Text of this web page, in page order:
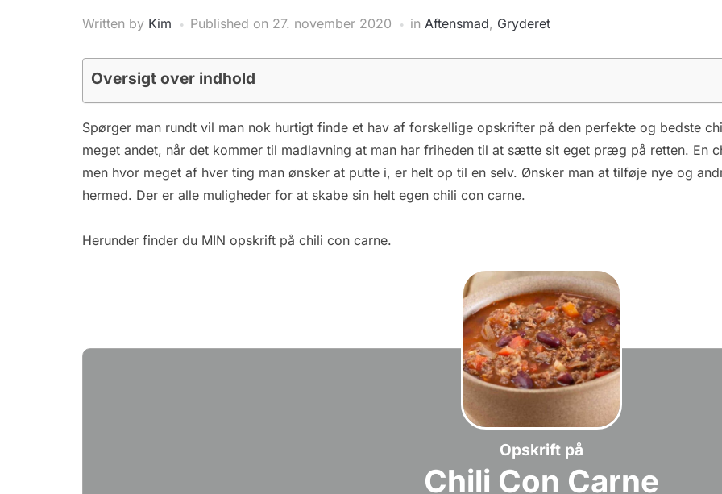
Written by Kim Published on 27. november 2020 in Aftensmad, Gryderet
Oversigt over indhold
Spørger man rundt vil man nok hurtigt finde et hav af forskellige opskrifter på den perfekte og bedste
meget andet, når det kommer til madlavning at man har friheden til at sætte sit eget præg på retten. En
men hvor meget af hver ting man ønsker at putte i, er helt op til en selv. Ønsker man at tilføje nye og
hermed. Der er alle muligheder for at skabe sin helt egen chili con carne.
Herunder finder du MIN opskrift på chili con carne.
Opskrift på
Chili Con Carne